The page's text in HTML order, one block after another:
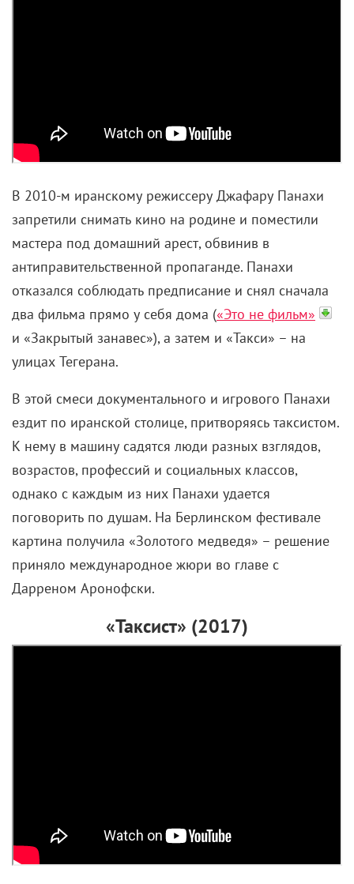
В 2010-м иранскому режиссеру Джафару Панахи
запретили снимать кино на родине и поместили
мастера под домашний арест, обвинив в
антиправительственной пропаганде. Панахи
отказался соблюдать предписание и снял сначала
два фильма прямо у себя дома («Это не фильм»
и «Закрытый занавес»), а затем и «Такси» – на
улицах Тегерана.
В этой смеси документального и игрового Панахи
ездит по иранской столице, притворяясь таксистом.
К нему в машину садятся люди разных взглядов,
возрастов, профессий и социальных классов,
однако с каждым из них Панахи удается
поговорить по душам. На Берлинском фестивале
картина получила «Золотого медведя» – решение
приняло международное жюри во главе с
Дарреном Аронофски.
«Таксист» (2017)